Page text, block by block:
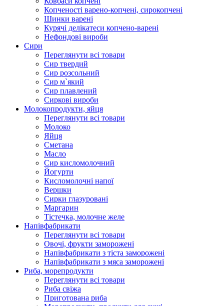
Копченості варено-копчені, сирокопчені
Шинки варені
Курячі делікатеси копчено-варені
Нефондові вироби
Сири
Переглянути всі товари
Сир твердий
Сир розсольний
Сир м`який
Сир плавлений
Сиркові вироби
Молокопродукти, яйця
Переглянути всі товари
Молоко
Яйця
Сметана
Масло
Сир кисломолочний
Йогурти
Кисломолочні напої
Вершки
Сирки глазуровані
Маргарин
Тістечка, молочне желе
Напівфабрикати
Переглянути всі товари
Овочі, фрукти заморожені
Напівфабрикати з тіста заморожені
Напівфабрикати з мяса заморожені
Риба, морепродукти
Переглянути всі товари
Риба свіжа
Приготована риба